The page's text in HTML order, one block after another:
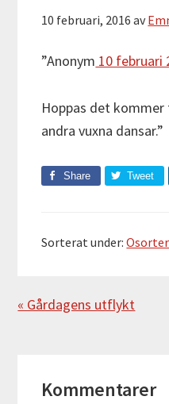
10 februari, 2016 av
”Anonym 10 februari
Hoppas det
andra vuxna dansar.”
Share Tweet
Sorterat under:
Föregående
« Gårdagens utflykt
Kommentarer